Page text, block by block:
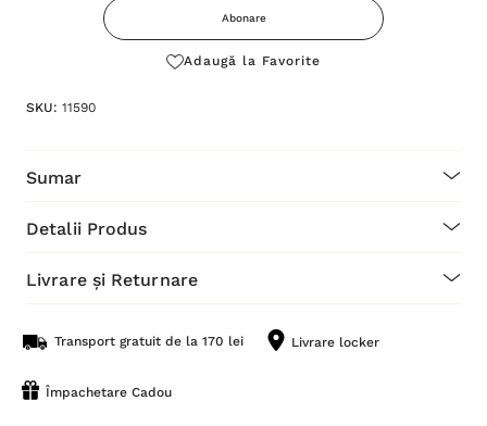
Abonare
Adaugă la Favorite
SKU: 11590
Sumar
Detalii Produs
Livrare și Returnare
Transport gratuit de la 170 lei Livrare locker
Împachetare Cadou